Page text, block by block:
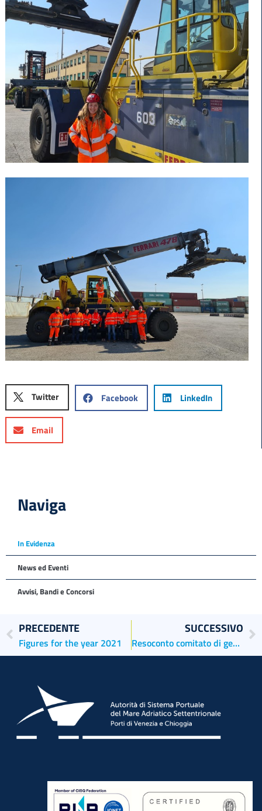
Twitter Facebook LinkedIn
Email
Naviga
In Evidenza
News ed Eventi
Avvisi, Bandi e Concorsi
PRECEDENTE
Figures for the year 2021
SUCCESSIVO
Resoconto comitato di gestione 21/03/2022